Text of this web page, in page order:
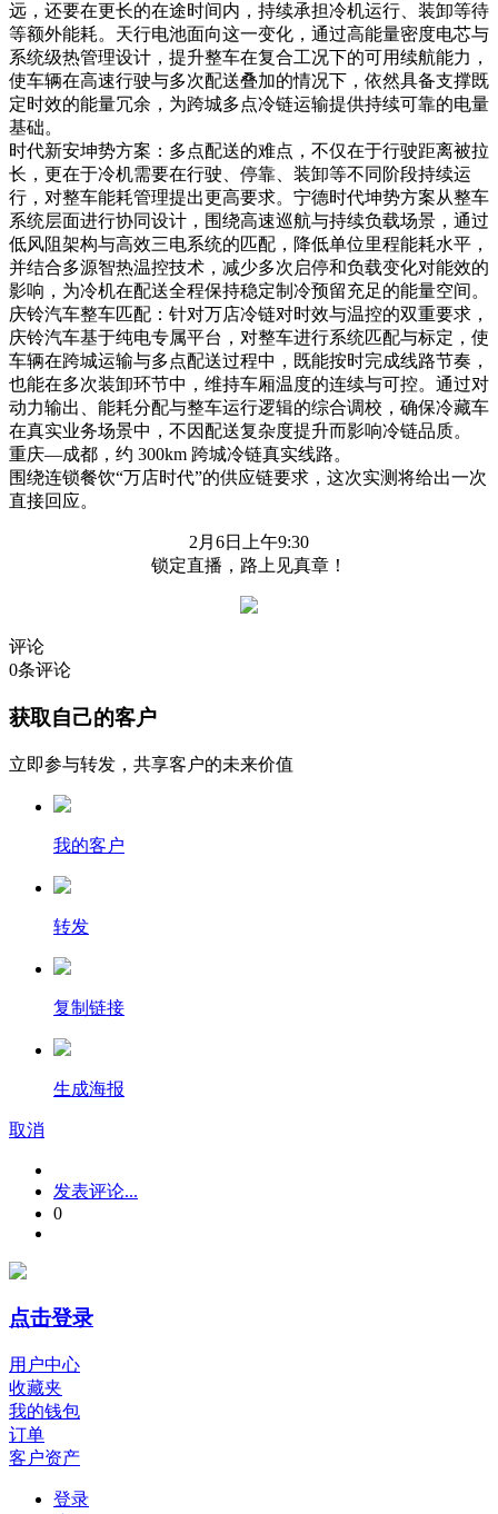
远，还要在更长的在途时间内，持续承担冷机运行、装卸等待
等额外能耗。天行电池面向这一变化，通过高能量密度电芯与
系统级热管理设计，提升整车在复合工况下的可用续航能力，
使车辆在高速行驶与多次配送叠加的情况下，依然具备支撑既
定时效的能量冗余，为跨城多点冷链运输提供持续可靠的电量
基础。
时代新安坤势方案：多点配送的难点，不仅在于行驶距离被拉
长，更在于冷机需要在行驶、停靠、装卸等不同阶段持续运
行，对整车能耗管理提出更高要求。宁德时代坤势方案从整车
系统层面进行协同设计，围绕高速巡航与持续负载场景，通过
低风阻架构与高效三电系统的匹配，降低单位里程能耗水平，
并结合多源智热温控技术，减少多次启停和负载变化对能效的
影响，为冷机在配送全程保持稳定制冷预留充足的能量空间。
庆铃汽车整车匹配：针对万店冷链对时效与温控的双重要求，
庆铃汽车基于纯电专属平台，对整车进行系统匹配与标定，使
车辆在跨城运输与多点配送过程中，既能按时完成线路节奏，
也能在多次装卸环节中，维持车厢温度的连续与可控。通过对
动力输出、能耗分配与整车运行逻辑的综合调校，确保冷藏车
在真实业务场景中，不因配送复杂度提升而影响冷链品质。
重庆—成都，约 300km 跨城冷链真实线路。
围绕连锁餐饮“万店时代”的供应链要求，这次实测将给出一次
直接回应。
2月6日上午9:30
锁定直播，路上见真章！
评论
0条评论
获取自己的客户
立即参与转发，共享客户的未来价值
我的客户
转发
复制链接
生成海报
取消
发表评论...
0
点击登录
用户中心
收藏夹
我的钱包
订单
客户资产
登录